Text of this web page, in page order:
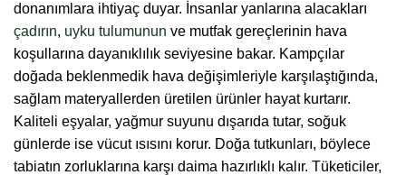
donanımlara ihtiyaç duyar. İnsanlar yanlarına alacakları
çadırın, uyku tulumunun ve mutfak gereçlerinin hava
koşullarına dayanıklılık seviyesine bakar. Kampçılar
doğada beklenmedik hava değişimleriyle karşılaştığında,
sağlam materyallerden üretilen ürünler hayat kurtarır.
Kaliteli eşyalar, yağmur suyunu dışarıda tutar, soğuk
günlerde ise vücut ısısını korur. Doğa tutkunları, böylece
tabiatın zorluklarına karşı daima hazırlıklı kalır. Tüketiciler,